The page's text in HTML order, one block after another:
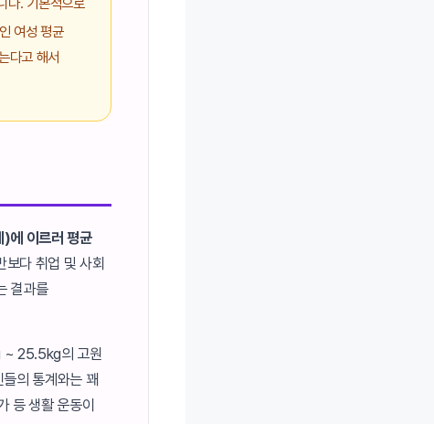
여성 평균
다고 해서
이르러 평균
다 취업 및 사회
결과를
~ 25.5kg의 고원
의 통계와는 꽤
등 생활 운동이